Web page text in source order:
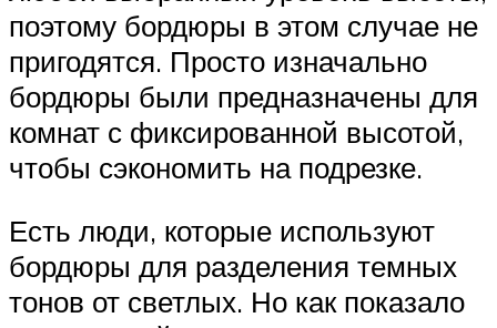
поэтому бордюры в этом случае не
пригодятся. Просто изначально
бордюры были предназначены для
комнат с фиксированной высотой,
чтобы сэкономить на подрезке.
Есть люди, которые используют
бордюры для разделения темных
тонов от светлых. Но как показало